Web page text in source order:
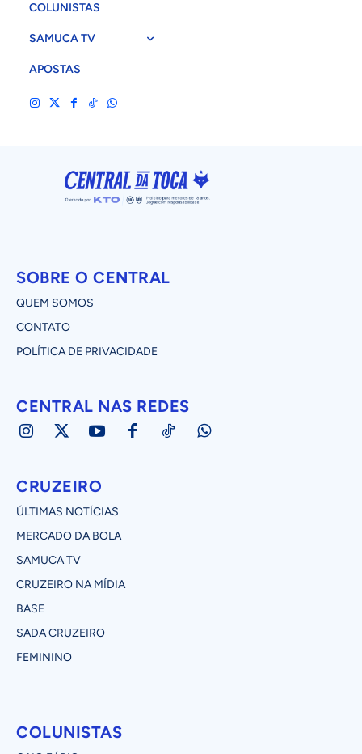
COLUNISTAS
SAMUCA TV
APOSTAS
SOBRE O CENTRAL
QUEM SOMOS
CONTATO
POLÍTICA DE PRIVACIDADE
CENTRAL NAS REDES
CRUZEIRO
ÚLTIMAS NOTÍCIAS
MERCADO DA BOLA
SAMUCA TV
CRUZEIRO NA MÍDIA
BASE
SADA CRUZEIRO
FEMININO
COLUNISTAS